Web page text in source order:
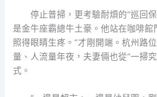
停止普掃，更考驗耐煩的“巡回
是金牛座霸總牛土豪。他站在咖啡
照得眼睛生疼。”才剛開端。杭州路
量、人流量年夜，夫妻倆也從“一掃
式。